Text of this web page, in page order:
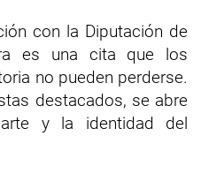
con la Diputación de
es una cita que los
no pueden perderse.
destacados, se abre
y la identidad del